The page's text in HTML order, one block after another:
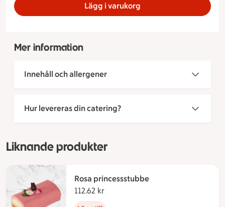
Lägg i varukorg
Mer information
Innehåll och allergener
Hur levereras din catering?
Liknande produkter
Rosa princessstubbe
112.62 kr